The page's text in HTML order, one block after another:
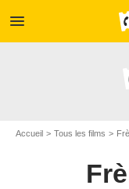
menu
Accueil Tous les films